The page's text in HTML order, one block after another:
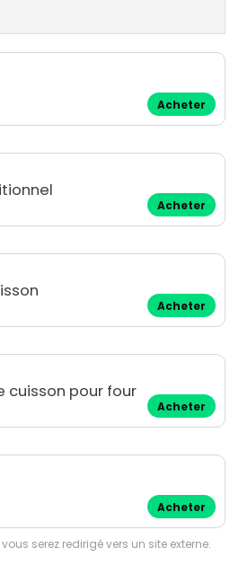
Acheter
Acheter
Acheter
cuisson pour four
Acheter
Acheter
serez redirigé vers un site externe.